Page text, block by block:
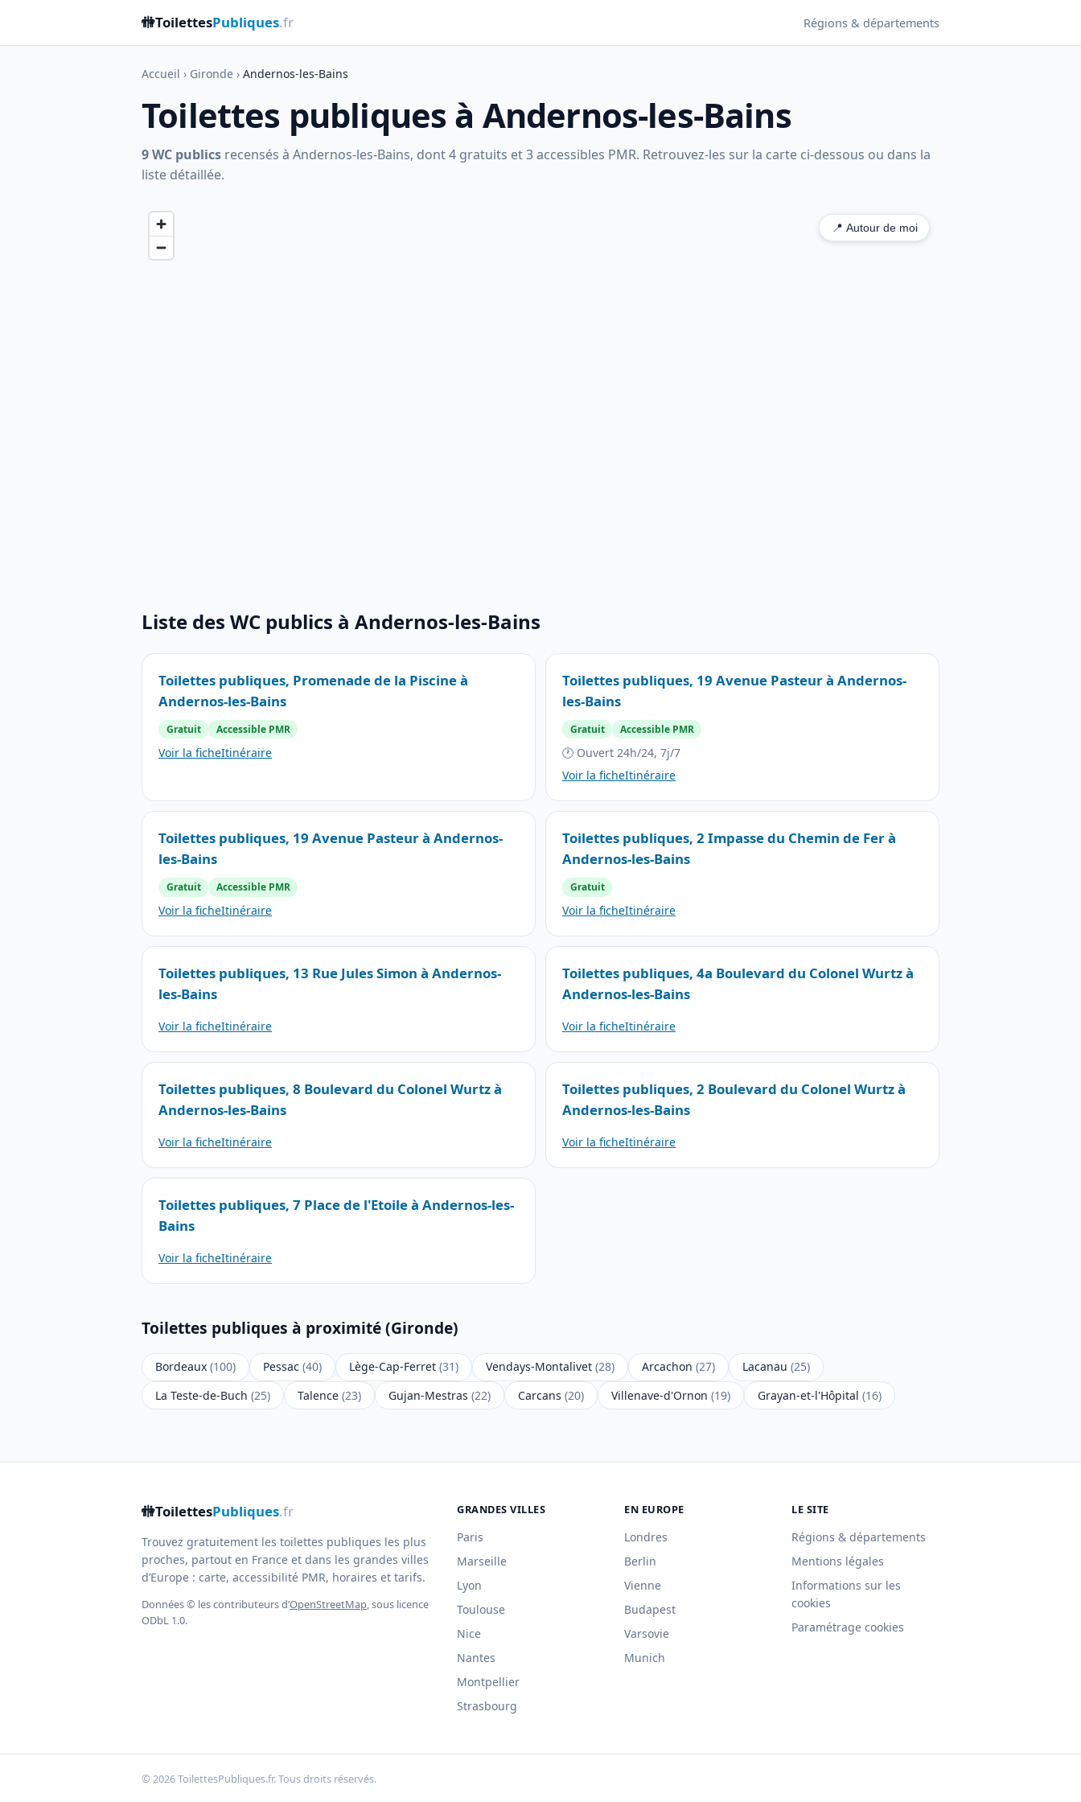
🚻ToilettesPubliques.fr Régions & départements
Accueil › Gironde › Andernos-les-Bains
Toilettes publiques à Andernos-les-Bains
9 WC publics recensés à Andernos-les-Bains, dont 4 gratuits et 3 accessibles PMR. Retrouvez-les sur la carte ci-dessous ou dans la
liste détaillée.
📍 Autour de moi
Liste des WC publics à Andernos-les-Bains
Toilettes publiques, Promenade de la Piscine à
Andernos-les-Bains
Gratuit Accessible PMR
Voir la ficheItinéraire
Toilettes publiques, 19 Avenue Pasteur à Andernos-
les-Bains
Gratuit Accessible PMR
🕐 Ouvert 24h/24, 7j/7
Voir la ficheItinéraire
Toilettes publiques, 19 Avenue Pasteur à Andernos-
les-Bains
Gratuit Accessible PMR
Voir la ficheItinéraire
Toilettes publiques, 2 Impasse du Chemin de Fer à
Andernos-les-Bains
Gratuit
Voir la ficheItinéraire
Toilettes publiques, 13 Rue Jules Simon à Andernos-
les-Bains
Voir la ficheItinéraire
Toilettes publiques, 4a Boulevard du Colonel Wurtz à
Andernos-les-Bains
Voir la ficheItinéraire
Toilettes publiques, 8 Boulevard du Colonel Wurtz à
Andernos-les-Bains
Voir la ficheItinéraire
Toilettes publiques, 2 Boulevard du Colonel Wurtz à
Andernos-les-Bains
Voir la ficheItinéraire
Toilettes publiques, 7 Place de l'Etoile à Andernos-les-
Bains
Voir la ficheItinéraire
Toilettes publiques à proximité (Gironde)
Bordeaux (100) Pessac (40) Lège-Cap-Ferret (31) Vendays-Montalivet (28) Arcachon (27) Lacanau (25)
La Teste-de-Buch (25) Talence (23) Gujan-Mestras (22) Carcans (20) Villenave-d'Ornon (19) Grayan-et-l'Hôpital (16)
🚻ToilettesPubliques.fr
Trouvez gratuitement les toilettes publiques les plus
proches, partout en France et dans les grandes villes
d’Europe : carte, accessibilité PMR, horaires et tarifs.
Données © les contributeurs d’OpenStreetMap, sous licence
ODbL 1.0.
GRANDES VILLES
Paris
Marseille
Lyon
Toulouse
Nice
Nantes
Montpellier
Strasbourg
EN EUROPE
Londres
Berlin
Vienne
Budapest
Varsovie
Munich
LE SITE
Régions & départements
Mentions légales
Informations sur les
cookies
Paramétrage cookies
© 2026 ToilettesPubliques.fr. Tous droits réservés.